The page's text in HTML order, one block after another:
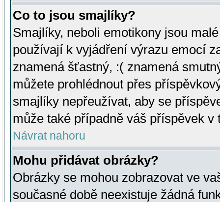
Co to jsou smajlíky?
Smajlíky, neboli emotikony jsou
používají k vyjádření výrazu emocí
znamená šťastný, :( znamená
můžete prohlédnout přes
smajlíky nepřeužívat, aby se
může také případně váš příspěvek v
Návrat nahoru
Mohu přidávat obrázky?
Obrázky se mohou zobrazovat ve
současné době neexistuje žádná